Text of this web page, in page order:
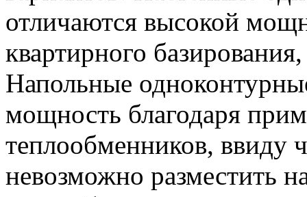
отличаются высокой
квартирного
Напольные
мощность благодаря
теплообменников, ввиду
невозможно разместить